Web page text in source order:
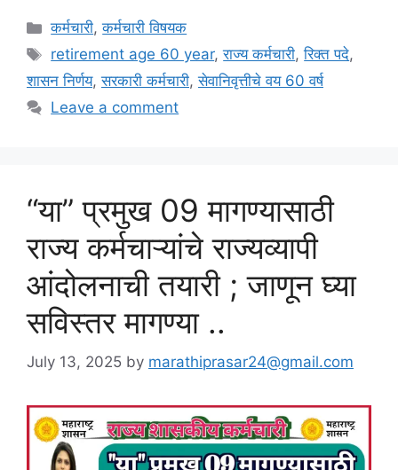
Categories
कर्मचारी,कर्मचारी विषयक
Tags
retirement age 60 year,राज्य कर्मचारी,रिक्त पदे,
शासन निर्णय,सरकारी कर्मचारी,सेवानिवृत्तीचे वय 60 वर्ष
Leave a comment
“या” प्रमुख 09 मागण्यासाठी
राज्य कर्मचाऱ्यांचे राज्यव्यापी
आंदोलनाची तयारी ; जाणून घ्या
सविस्तर मागण्या ..
July 13, 2025 by marathiprasar24@gmail.com